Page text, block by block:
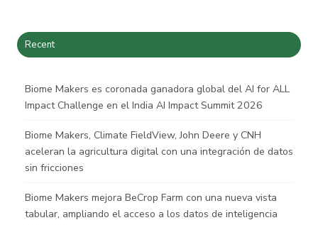
Recent
Biome Makers es coronada ganadora global del AI for ALL
Impact Challenge en el India AI Impact Summit 2026
Biome Makers, Climate FieldView, John Deere y CNH
aceleran la agricultura digital con una integración de datos
sin fricciones
Biome Makers mejora BeCrop Farm con una nueva vista
tabular, ampliando el acceso a los datos de inteligencia